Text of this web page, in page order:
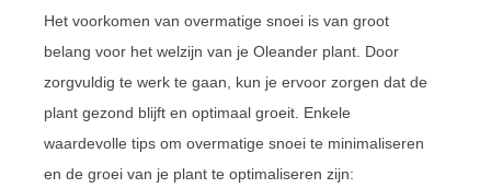
Het voorkomen van overmatige snoei is van groot
belang voor het welzijn van je Oleander plant. Door
zorgvuldig te werk te gaan, kun je ervoor zorgen dat de
plant gezond blijft en optimaal groeit. Enkele
waardevolle tips om overmatige snoei te minimaliseren
en de groei van je plant te optimaliseren zijn: